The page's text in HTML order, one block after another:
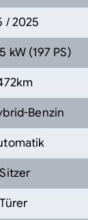
/ 2025
kW (197 PS)
Benzin